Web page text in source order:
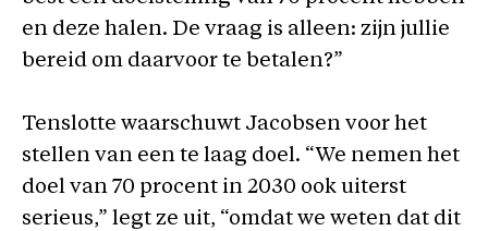
en deze halen. De vraag is alleen: zijn jullie
bereid om daarvoor te betalen?”
Tenslotte waarschuwt Jacobsen voor het
stellen van een te laag doel. “We nemen het
doel van 70 procent in 2030 ook uiterst
serieus,” legt ze uit, “omdat we weten dat dit